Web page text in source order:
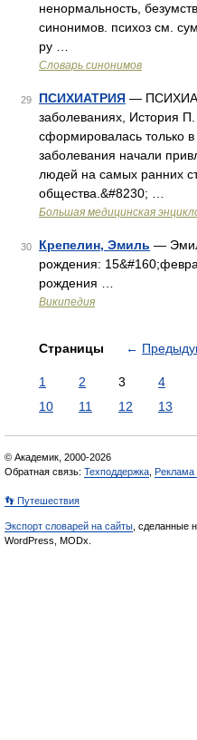
ненормальность,
синонимов. психоз см.
ру …
Словарь синонимов
29 ПСИХИАТРИЯ —
заболеваниях, История
сформировалась только
заболевания начали
людей на самых ранних
общества.&#8230; …
Большая медицинская
30 Крепелин, Эмиль —
рождения:
рождения …
Википедия
Страницы ←
1 2 3 4
10
11 12 13
© Академик, 2000-2026
Обратная связь: Техподдержка Реклама
👣 Путешествия
Экспорт словарей на сайты , сделанные
WordPress, MODx.